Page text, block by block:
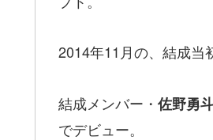
2014年11月の、結成当
結成メンバー・ 佐野勇
でデビュー。